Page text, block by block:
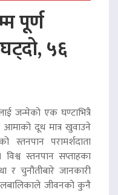
पूर्ण
५६
जन्मेको एक घण्टाभित्रै
दूध मात्र खुवाउने
परामर्शदाता
स्तनपान सप्ताहका
र चुनौतीबारे जानकारी
जीवनको कुनै